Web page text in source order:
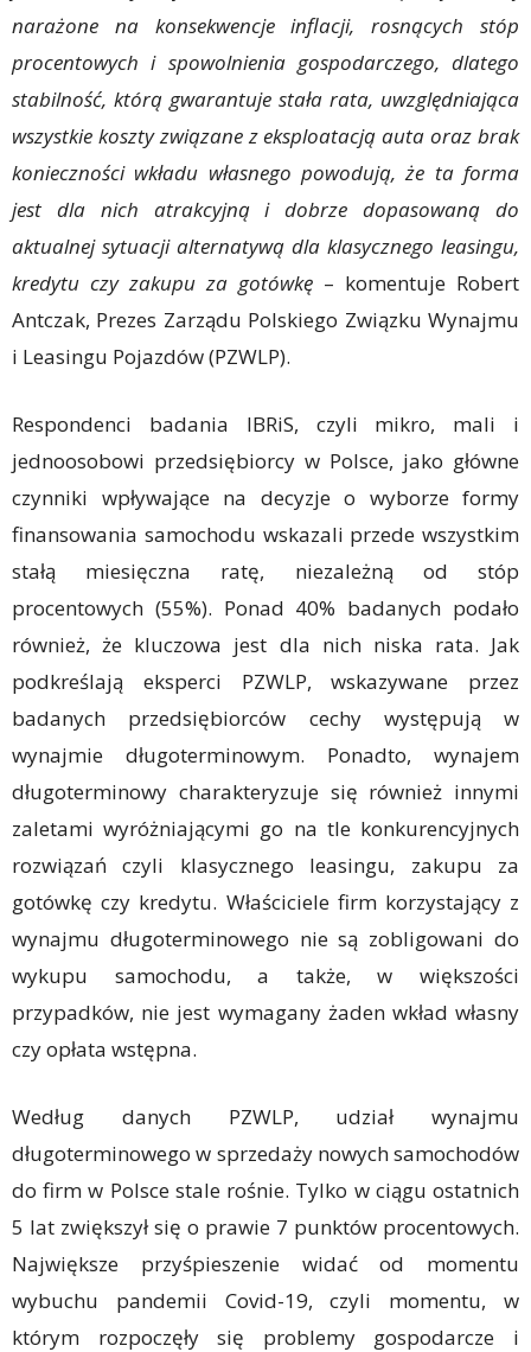
narażone na konsekwencje inflacji, rosnących stóp
procentowych i spowolnienia gospodarczego, dlatego
stabilność, którą gwarantuje stała rata, uwzględniająca
wszystkie koszty związane z eksploatacją auta oraz brak
konieczności wkładu własnego powodują, że ta forma
jest dla nich atrakcyjną i dobrze dopasowaną do
aktualnej sytuacji alternatywą dla klasycznego leasingu,
kredytu czy zakupu za gotówkę – komentuje Robert
Antczak, Prezes Zarządu Polskiego Związku Wynajmu
i Leasingu Pojazdów (PZWLP).
Respondenci badania IBRiS, czyli mikro, mali i
jednoosobowi przedsiębiorcy w Polsce, jako główne
czynniki wpływające na decyzje o wyborze formy
finansowania samochodu wskazali przede wszystkim
stałą miesięczna ratę, niezależną od stóp
procentowych (55%). Ponad 40% badanych podało
również, że kluczowa jest dla nich niska rata. Jak
podkreślają eksperci PZWLP, wskazywane przez
badanych przedsiębiorców cechy występują w
wynajmie długoterminowym. Ponadto, wynajem
długoterminowy charakteryzuje się również innymi
zaletami wyróżniającymi go na tle konkurencyjnych
rozwiązań czyli klasycznego leasingu, zakupu za
gotówkę czy kredytu. Właściciele firm korzystający z
wynajmu długoterminowego nie są zobligowani do
wykupu samochodu, a także, w większości
przypadków, nie jest wymagany żaden wkład własny
czy opłata wstępna.
Według danych PZWLP, udział wynajmu
długoterminowego w sprzedaży nowych samochodów
do firm w Polsce stale rośnie. Tylko w ciągu ostatnich
5 lat zwiększył się o prawie 7 punktów procentowych.
Największe przyśpieszenie widać od momentu
wybuchu pandemii Covid-19, czyli momentu, w
którym rozpoczęły się problemy gospodarcze i